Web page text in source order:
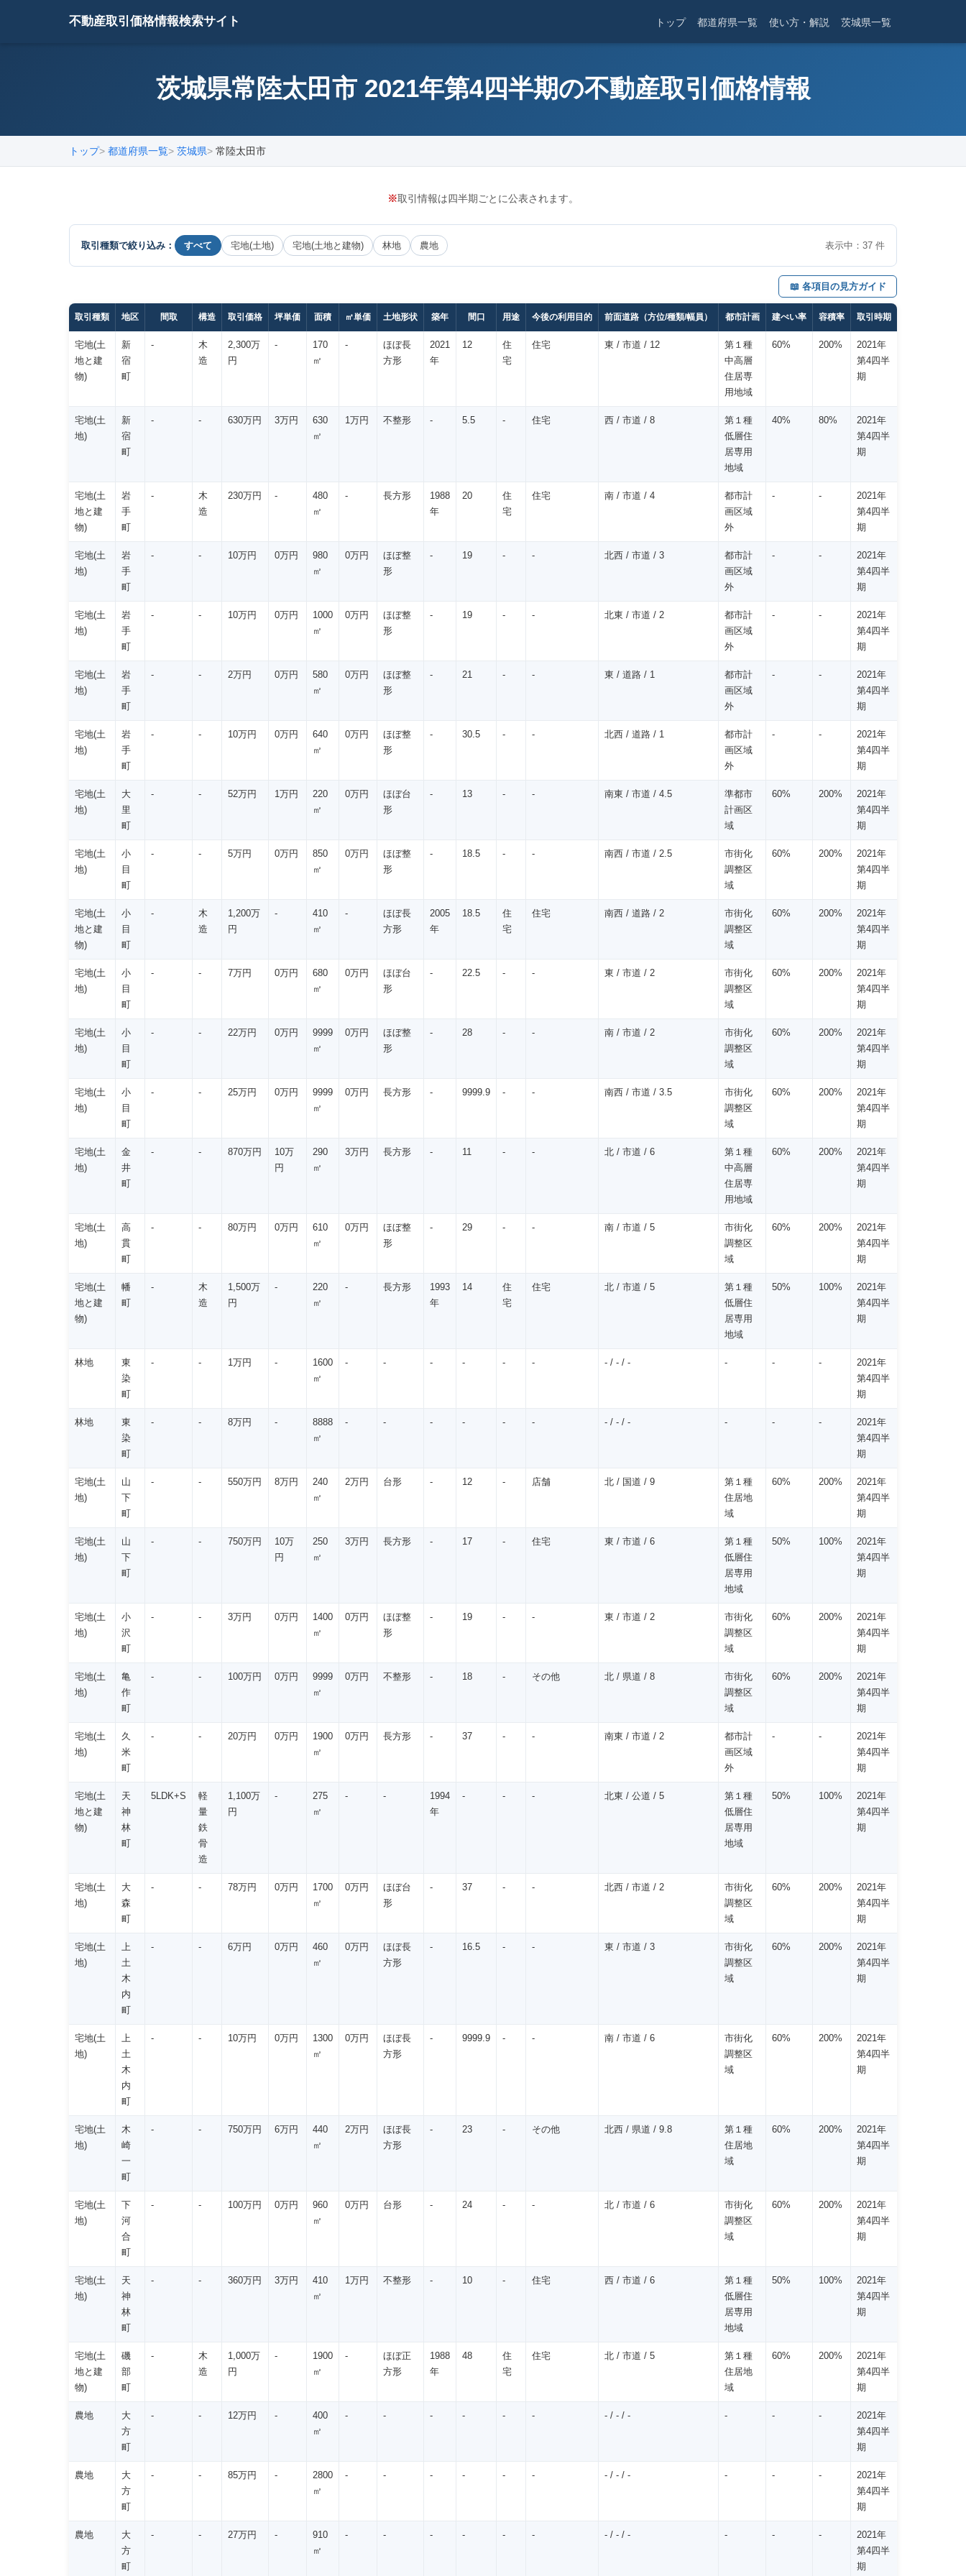
不動産取引価格情報検索サイト トップ 都道府県一覧 使い方・解説 茨城県一覧
茨城県常陸太田市 2021年第4四半期の不動産取引価格情報
トップ 都道府県一覧 茨城県 常陸太田市
※取引情報は四半期ごとに公表されます。
取引種類で絞り込み： すべて 宅地(土地) 宅地(土地と建物) 林地 農地 表示中： 37 件
📖 各項目の見方ガイド
取引種類 地区 間取 構造 取引価格 坪単価 面積 ㎡単価 土地形状 築年 間口 用途 今後の利用目的 前面道路（方位/種類/幅員） 都市計画 建ぺい率 容積率 取引時期
宅地(土
地と建
物)
新
宿
町
-
木
造
2,300万
円
-
170
㎡
-
ほぼ長
方形
2021
年
12
住
宅
住宅 東 / 市道 / 12
第１種
中高層
住居専
用地域
60% 200%
2021年
第4四半
期
宅地(土
地)
新
宿
町
- - 630万円 3万円
630
㎡
1万円 不整形 - 5.5 - 住宅 西 / 市道 / 8
第１種
低層住
居専用
地域
40% 80%
2021年
第4四半
期
宅地(土
地と建
物)
岩
手
町
-
木
造
230万円 -
480
㎡
- 長方形
1988
年
20
住
宅
住宅 南 / 市道 / 4
都市計
画区域
外
- -
2021年
第4四半
期
宅地(土
地)
岩
手
町
- - 10万円 0万円
980
㎡
0万円
ほぼ整
形
- 19 - - 北西 / 市道 / 3
都市計
画区域
外
- -
2021年
第4四半
期
宅地(土
地)
岩
手
町
- - 10万円 0万円
1000
㎡
0万円
ほぼ整
形
- 19 - - 北東 / 市道 / 2
都市計
画区域
外
- -
2021年
第4四半
期
宅地(土
地)
岩
手
町
- - 2万円 0万円
580
㎡
0万円
ほぼ整
形
- 21 - - 東 / 道路 / 1
都市計
画区域
外
- -
2021年
第4四半
期
宅地(土
地)
岩
手
町
- - 10万円 0万円
640
㎡
0万円
ほぼ整
形
- 30.5 - - 北西 / 道路 / 1
都市計
画区域
外
- -
2021年
第4四半
期
宅地(土
地)
大
里
町
- - 52万円 1万円
220
㎡
0万円
ほぼ台
形
- 13 - - 南東 / 市道 / 4.5
準都市
計画区
域
60% 200%
2021年
第4四半
期
宅地(土
地)
小
目
町
- - 5万円 0万円
850
㎡
0万円
ほぼ整
形
- 18.5 - - 南西 / 市道 / 2.5
市街化
調整区
域
60% 200%
2021年
第4四半
期
宅地(土
地と建
物)
小
目
町
-
木
造
1,200万
円
-
410
㎡
-
ほぼ長
方形
2005
年
18.5
住
宅
住宅 南西 / 道路 / 2
市街化
調整区
域
60% 200%
2021年
第4四半
期
宅地(土
地)
小
目
町
- - 7万円 0万円
680
㎡
0万円
ほぼ台
形
- 22.5 - - 東 / 市道 / 2
市街化
調整区
域
60% 200%
2021年
第4四半
期
宅地(土
地)
小
目
町
- - 22万円 0万円
9999
㎡
0万円
ほぼ整
形
- 28 - - 南 / 市道 / 2
市街化
調整区
域
60% 200%
2021年
第4四半
期
宅地(土
地)
小
目
町
- - 25万円 0万円
9999
㎡
0万円 長方形 - 9999.9 - - 南西 / 市道 / 3.5
市街化
調整区
域
60% 200%
2021年
第4四半
期
宅地(土
地)
金
井
町
- - 870万円
10万
円
290
㎡
3万円 長方形 - 11 - - 北 / 市道 / 6
第１種
中高層
住居専
用地域
60% 200%
2021年
第4四半
期
宅地(土
地)
高
貫
町
- - 80万円 0万円
610
㎡
0万円
ほぼ整
形
- 29 - - 南 / 市道 / 5
市街化
調整区
域
60% 200%
2021年
第4四半
期
宅地(土
地と建
物)
幡
町
-
木
造
1,500万
円
-
220
㎡
- 長方形
1993
年
14
住
宅
住宅 北 / 市道 / 5
第１種
低層住
居専用
地域
50% 100%
2021年
第4四半
期
林地
東
染
町
- - 1万円 -
1600
㎡
- - - - - - - / - / - - - -
2021年
第4四半
期
林地
東
染
町
- - 8万円 -
8888
㎡
- - - - - - - / - / - - - -
2021年
第4四半
期
宅地(土
地)
山
下
町
- - 550万円 8万円
240
㎡
2万円 台形 - 12 - 店舗 北 / 国道 / 9
第１種
住居地
域
60% 200%
2021年
第4四半
期
宅地(土
地)
山
下
町
- - 750万円
10万
円
250
㎡
3万円 長方形 - 17 - 住宅 東 / 市道 / 6
第１種
低層住
居専用
地域
50% 100%
2021年
第4四半
期
宅地(土
地)
小
沢
町
- - 3万円 0万円
1400
㎡
0万円
ほぼ整
形
- 19 - - 東 / 市道 / 2
市街化
調整区
域
60% 200%
2021年
第4四半
期
宅地(土
地)
亀
作
町
- - 100万円 0万円
9999
㎡
0万円 不整形 - 18 - その他 北 / 県道 / 8
市街化
調整区
域
60% 200%
2021年
第4四半
期
宅地(土
地)
久
米
町
- - 20万円 0万円
1900
㎡
0万円 長方形 - 37 - - 南東 / 市道 / 2
都市計
画区域
外
- -
2021年
第4四半
期
宅地(土
地と建
物)
天
神
林
町
5LDK+S
軽
量
鉄
骨
造
1,100万
円
-
275
㎡
- -
1994
年
- - - 北東 / 公道 / 5
第１種
低層住
居専用
地域
50% 100%
2021年
第4四半
期
宅地(土
地)
大
森
町
- - 78万円 0万円
1700
㎡
0万円
ほぼ台
形
- 37 - - 北西 / 市道 / 2
市街化
調整区
域
60% 200%
2021年
第4四半
期
宅地(土
地)
上
土
木
内
町
- - 6万円 0万円
460
㎡
0万円
ほぼ長
方形
- 16.5 - - 東 / 市道 / 3
市街化
調整区
域
60% 200%
2021年
第4四半
期
宅地(土
地)
上
土
木
内
町
- - 10万円 0万円
1300
㎡
0万円
ほぼ長
方形
- 9999.9 - - 南 / 市道 / 6
市街化
調整区
域
60% 200%
2021年
第4四半
期
宅地(土
地)
木
崎
一
町
- - 750万円 6万円
440
㎡
2万円
ほぼ長
方形
- 23 - その他 北西 / 県道 / 9.8
第１種
住居地
域
60% 200%
2021年
第4四半
期
宅地(土
地)
下
河
合
町
- - 100万円 0万円
960
㎡
0万円 台形 - 24 - - 北 / 市道 / 6
市街化
調整区
域
60% 200%
2021年
第4四半
期
宅地(土
地)
天
神
林
町
- - 360万円 3万円
410
㎡
1万円 不整形 - 10 - 住宅 西 / 市道 / 6
第１種
低層住
居専用
地域
50% 100%
2021年
第4四半
期
宅地(土
地と建
物)
磯
部
町
-
木
造
1,000万
円
-
1900
㎡
-
ほぼ正
方形
1988
年
48
住
宅
住宅 北 / 市道 / 5
第１種
住居地
域
60% 200%
2021年
第4四半
期
農地
大
方
町
- - 12万円 -
400
㎡
- - - - - - - / - / - - - -
2021年
第4四半
期
農地
大
方
町
- - 85万円 -
2800
㎡
- - - - - - - / - / - - - -
2021年
第4四半
期
農地
大
方
町
- - 27万円 -
910
㎡
- - - - - - - / - / - - - -
2021年
第4四半
期